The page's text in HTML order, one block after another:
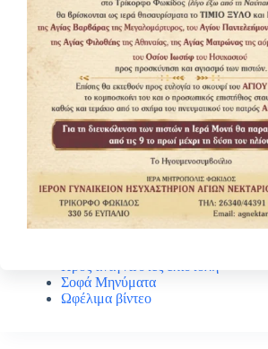
Κατηγοριες
Βίοι Αγίων
Γέροντας Νεκτάριος Μουλατσιώτης
Διάφορα ψυχωφελή κείμενα
Κάτι ενδιαφέρον
Νέα – Ανακοινώσεις
Σοφά Μηνύματα
Ωφέλιμα βίντεο